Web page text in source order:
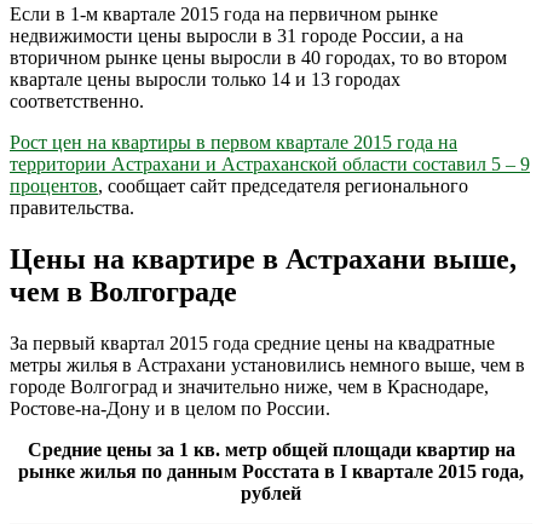
Если в 1-м квартале 2015 года на первичном рынке
недвижимости цены выросли в 31 городе России, а на
вторичном рынке цены выросли в 40 городах, то во втором
квартале цены выросли только 14 и 13 городах
соответственно.
Рост цен на квартиры в первом квартале 2015 года на
территории Астрахани и Астраханской области составил 5 – 9
процентов, сообщает сайт председателя регионального
правительства.
Цены на квартире в Астрахани выше,
чем в Волгограде
За первый квартал 2015 года средние цены на квадратные
метры жилья в Астрахани установились немного выше, чем в
городе Волгоград и значительно ниже, чем в Краснодаре,
Ростове-на-Дону и в целом по России.
Средние цены за 1 кв. метр общей площади квартир на
рынке жилья по данным Росстата в I квартале 2015 года,
рублей